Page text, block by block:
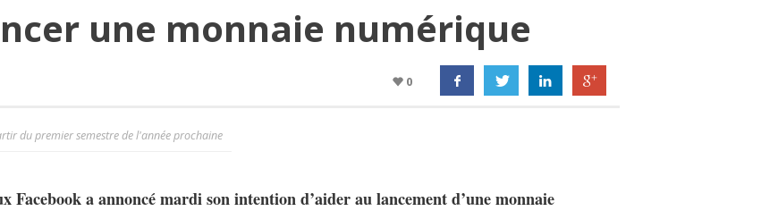
une monnaie numérique
0
du premier semestre de l'année prochaine
Facebook a annoncé mardi son intention d’aider au lancement d’une monnaie